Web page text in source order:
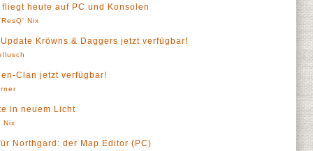
heute auf PC und Konsolen
Nix
Kröwns & Daggers jetzt verfügbar!
Clan jetzt verfügbar!
in neuem Licht
Nix
Northgard: der Map Editor (PC)